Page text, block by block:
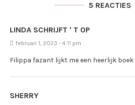
5 REACTIES
LINDA SCHRIJFT ' T OP
februari 1, 2023 - 4:11 pm
Filippa fazant lijkt me een heerlijk boek
SHERRY